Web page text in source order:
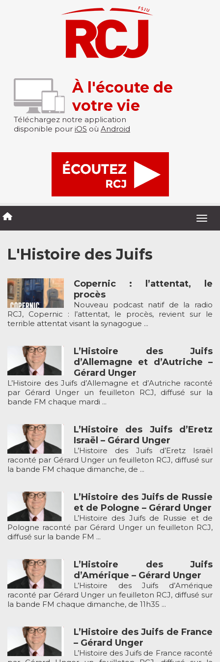
À l'écoute de
votre vie
Téléchargez notre application
disponible pour iOS où Android
L'Histoire des Juifs
Copernic : l’attentat, le
procès
Nouveau podcast natif de la radio
RCJ, Copernic : l’attentat, le procès, revient sur le
terrible attentat visant la synagogue ...
L’Histoire des Juifs
d’Allemagne et d’Autriche –
Gérard Unger
L’Histoire des Juifs d’Allemagne et d’Autriche raconté
par Gérard Unger un feuilleton RCJ, diffusé sur la
bande FM chaque mardi ...
L’Histoire des Juifs d’Eretz
Israël – Gérard Unger
L’Histoire des Juifs d’Eretz Israël
raconté par Gérard Unger un feuilleton RCJ, diffusé sur
la bande FM chaque dimanche, de ...
L’Histoire des Juifs de Russie
et de Pologne – Gérard Unger
L’Histoire des Juifs de Russie et de
Pologne raconté par Gérard Unger un feuilleton RCJ,
diffusé sur la bande FM ...
L’Histoire des Juifs
d’Amérique – Gérard Unger
L’Histoire des Juifs d’Amérique
raconté par Gérard Unger un feuilleton RCJ, diffusé sur
la bande FM chaque dimanche, de 11h35 ...
L’Histoire des Juifs de France
– Gérard Unger
L’Histoire des Juifs de France raconté